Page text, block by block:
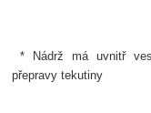
* Nádrž má uvnitř
přepravy tekutiny